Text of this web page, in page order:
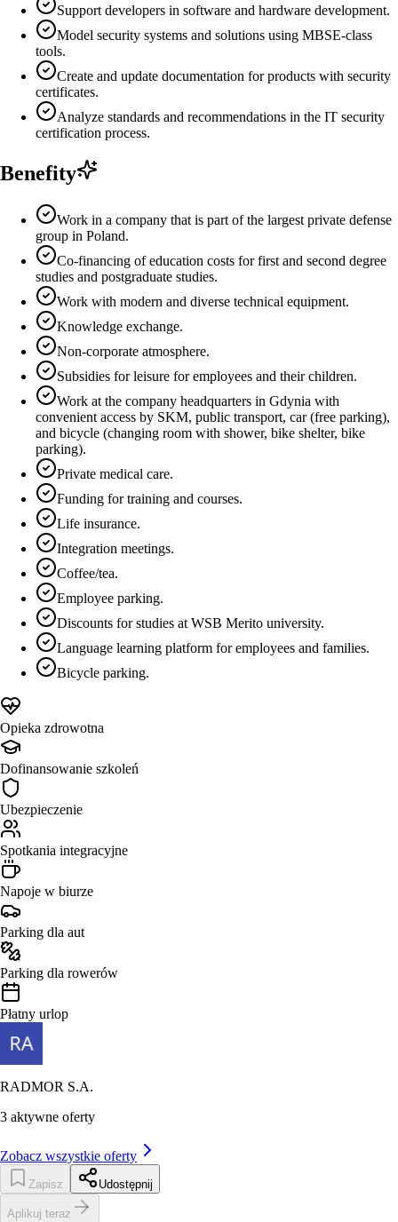
Support developers in software and hardware development.
Model security systems and solutions using MBSE-class
tools.
Create and update documentation for products with security
certificates.
Analyze standards and recommendations in the IT security
certification process.
Benefity
Work in a company that is part of the largest private defense
group in Poland.
Co-financing of education costs for first and second degree
studies and postgraduate studies.
Work with modern and diverse technical equipment.
Knowledge exchange.
Non-corporate atmosphere.
Subsidies for leisure for employees and their children.
Work at the company headquarters in Gdynia with
convenient access by SKM, public transport, car (free parking),
and bicycle (changing room with shower, bike shelter, bike
parking).
Private medical care.
Funding for training and courses.
Life insurance.
Integration meetings.
Coffee/tea.
Employee parking.
Discounts for studies at WSB Merito university.
Language learning platform for employees and families.
Bicycle parking.
Opieka zdrowotna
Dofinansowanie szkoleń
Ubezpieczenie
Spotkania integracyjne
Napoje w biurze
Parking dla aut
Parking dla rowerów
Płatny urlop
RADMOR S.A.
3 aktywne oferty
Zobacz wszystkie oferty
Zapisz Udostępnij
Aplikuj teraz